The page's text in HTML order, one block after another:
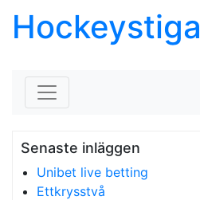
Hockeystiga
Senaste inläggen
Unibet live betting
Ettkrysstvå